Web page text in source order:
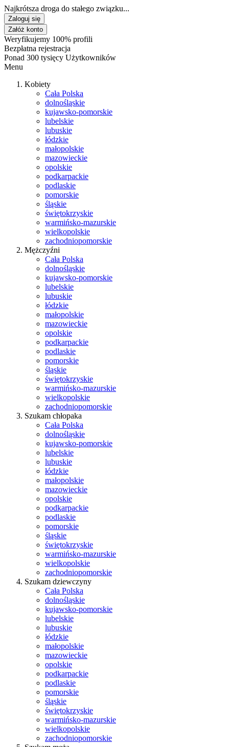
Najkrótsza droga do stałego związku...
Zaloguj się
Załóż konto
Weryfikujemy 100% profili
Bezpłatna rejestracja
Ponad 300 tysięcy Użytkowników
Menu
Kobiety
Cała Polska
dolnośląskie
kujawsko-pomorskie
lubelskie
lubuskie
łódzkie
małopolskie
mazowieckie
opolskie
podkarpackie
podlaskie
pomorskie
śląskie
świętokrzyskie
warmińsko-mazurskie
wielkopolskie
zachodniopomorskie
Mężczyźni
Cała Polska
dolnośląskie
kujawsko-pomorskie
lubelskie
lubuskie
łódzkie
małopolskie
mazowieckie
opolskie
podkarpackie
podlaskie
pomorskie
śląskie
świętokrzyskie
warmińsko-mazurskie
wielkopolskie
zachodniopomorskie
Szukam chłopaka
Cała Polska
dolnośląskie
kujawsko-pomorskie
lubelskie
lubuskie
łódzkie
małopolskie
mazowieckie
opolskie
podkarpackie
podlaskie
pomorskie
śląskie
świętokrzyskie
warmińsko-mazurskie
wielkopolskie
zachodniopomorskie
Szukam dziewczyny
Cała Polska
dolnośląskie
kujawsko-pomorskie
lubelskie
lubuskie
łódzkie
małopolskie
mazowieckie
opolskie
podkarpackie
podlaskie
pomorskie
śląskie
świętokrzyskie
warmińsko-mazurskie
wielkopolskie
zachodniopomorskie